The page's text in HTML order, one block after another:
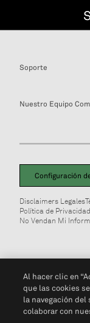
Soporte
Nuestro Equipo
Configuración
Disclaimers Legales
Política de Privacidad
No Vendan Mi
Al hacer clic en
que las cookies
la navegación del
colaborar con